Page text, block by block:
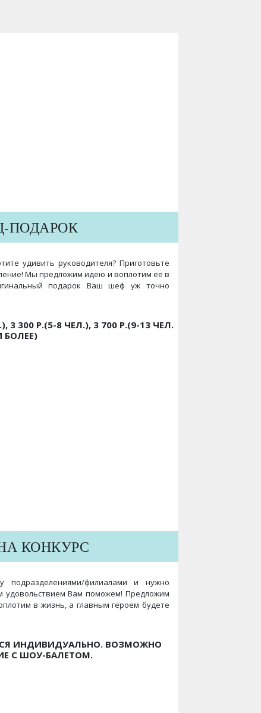
ПОДАРОК
удивить руководителя? Приготовьте
Мы предложим идею и воплотим ее в
подарок Ваш шеф уж точно
300 Р.(5-8 ЧЕЛ.), 3 700 Р.(9-13 ЧЕЛ.
БОЛЕЕ)
КОНКУРС
подразделениями/филиалами и нужно
удовольствием Вам поможем! Предложим
в жизнь, а главным героем будете
ИНДИВИДУАЛЬНО. ВОЗМОЖНО
С ШОУ-БАЛЕТОМ.